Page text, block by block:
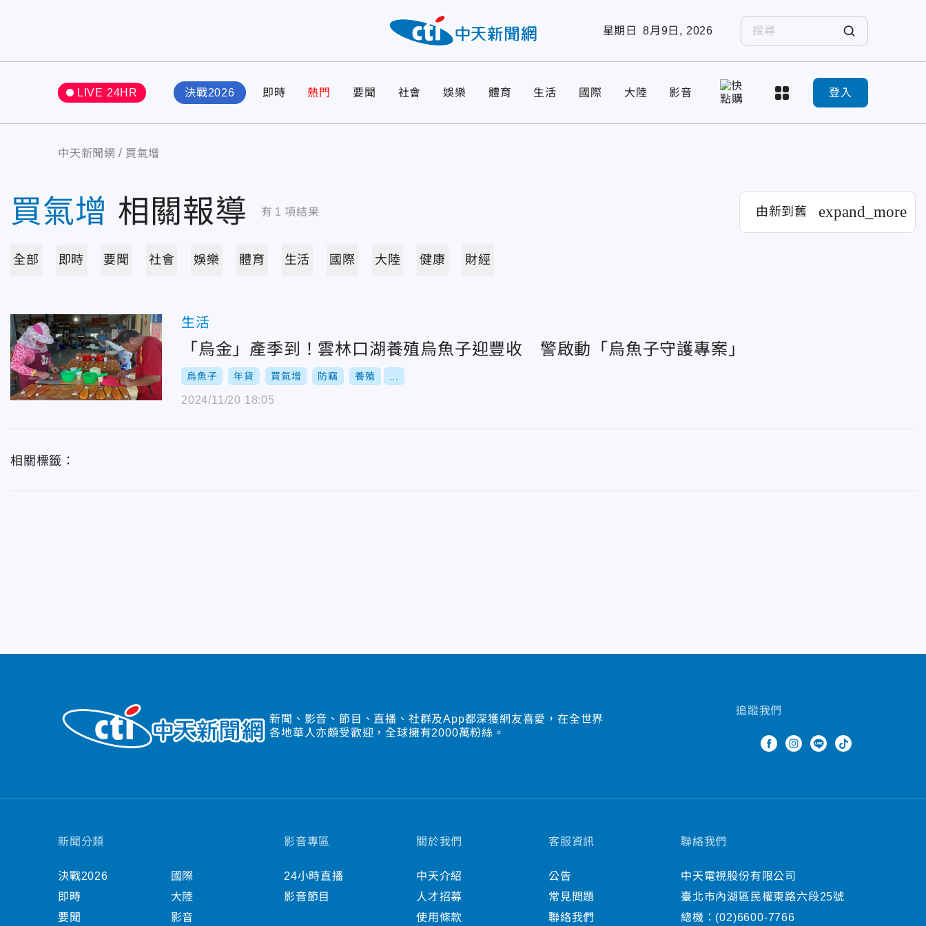
星期日 8月9日, 2026
LIVE 24HR 決戰2026 即時 熱門 要聞 社會 娛樂 體育 生活 國際 大陸 影音 登入
中天新聞網 買氣增
買氣增 相關報導 有 1 項結果 由新到舊 expand_more
全部 即時 要聞 社會 娛樂 體育 生活 國際 大陸 健康 財經
生活
「烏金」產季到！雲林口湖養殖烏魚子迎豐收 警啟動「烏魚子守護專案」
烏魚子 年貨 買氣增 防竊 養殖
2024/11/20 18:05
相關標籤：
新聞、影音、節目、直播、社群及App都深獲網友喜愛，在全世界
各地華人亦頗受歡迎，全球擁有2000萬粉絲。
追蹤我們
新聞分類
決戰2026
即時
要聞
國際
大陸
影音
影音專區
24小時直播
影音節目
關於我們
中天介紹
人才招募
使用條款
客服資訊
公告
常見問題
聯絡我們
聯絡我們
中天電視股份有限公司
臺北市內湖區民權東路六段25號
總機： (02)6600-7766